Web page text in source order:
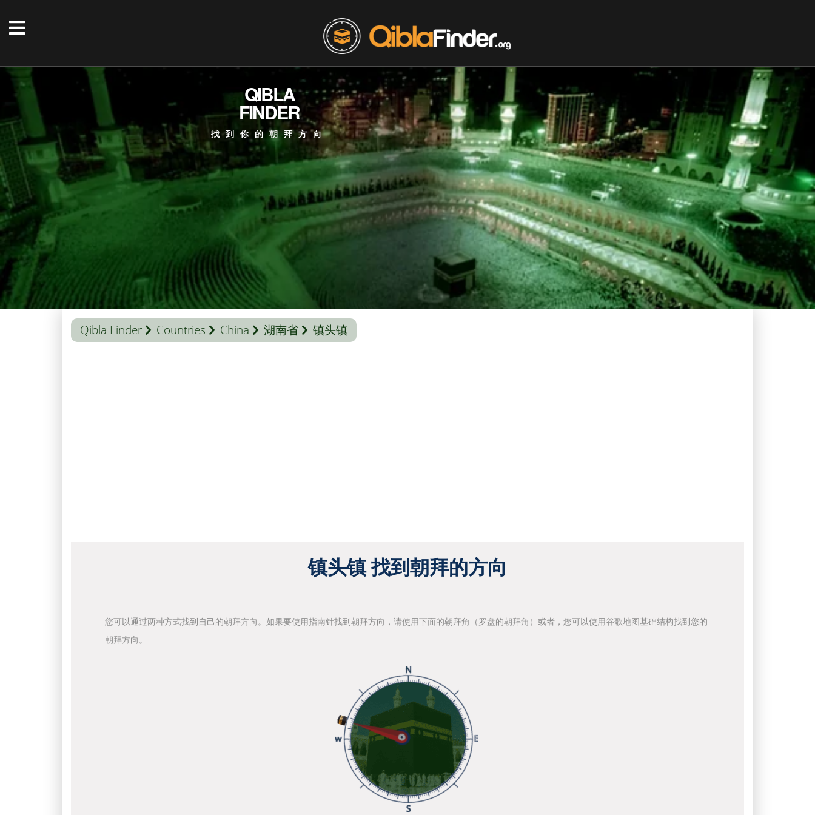
QIBLA
FINDER
找到你的朝拜方向
Qibla Finder Countries China 湖南省 镇头镇
镇头镇 找到朝拜的方向
您可以通过两种方式找到自己的朝拜方向。如果要使用指南针找到朝拜方向，请使用下面的朝拜角（罗盘的朝拜角）或者，您可以使用谷歌地图基础结构找到您的
朝拜方向。